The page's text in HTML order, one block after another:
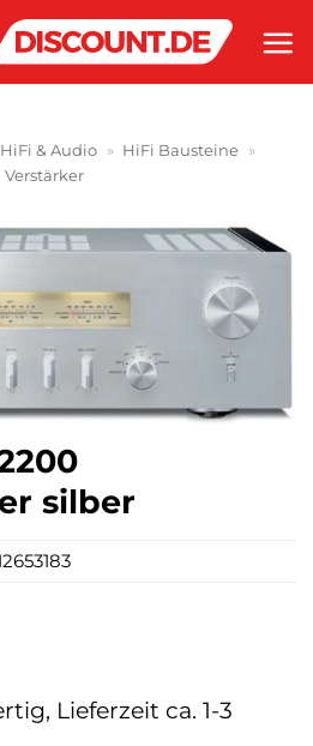
HiFi & Audio » HiFi Bausteine »
Verstärker
silber
Lieferzeit ca. 1-3